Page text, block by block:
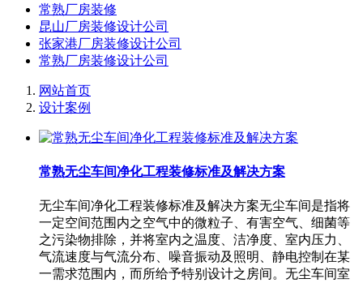
常熟厂房装修
昆山厂房装修设计公司
张家港厂房装修设计公司
常熟厂房装修设计公司
网站首页
设计案例
常熟无尘车间净化工程装修标准及解决方案
无尘车间净化工程装修标准及解决方案无尘车间是指将
一定空间范围内之空气中的微粒子、有害空气、细菌等
之污染物排除，并将室内之温度、洁净度、室内压力、
气流速度与气流分布、噪音振动及照明、静电控制在某
一需求范围内，而所给予特别设计之房间。无尘车间室